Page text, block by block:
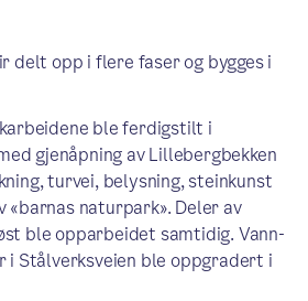
delt opp i flere faser og bygges i
ble ferdigstilt i
gjenåpning av Lillebergbekken
turvei, belysning, steinkunst
«barnas naturpark». Deler av
ble opparbeidet samtidig. Vann-
i Stålverksveien ble oppgradert i